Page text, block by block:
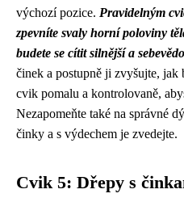
výchozí pozice. Pravidelným
zpevníte svaly horní poloviny
budete se cítit silnější a
činek a postupně ji zvyšujte,
cvik pomalu a kontrolovaně,
Nezapomeňte také na správné
činky a s výdechem je zvedejte.
Cvik 5: Dřepy s